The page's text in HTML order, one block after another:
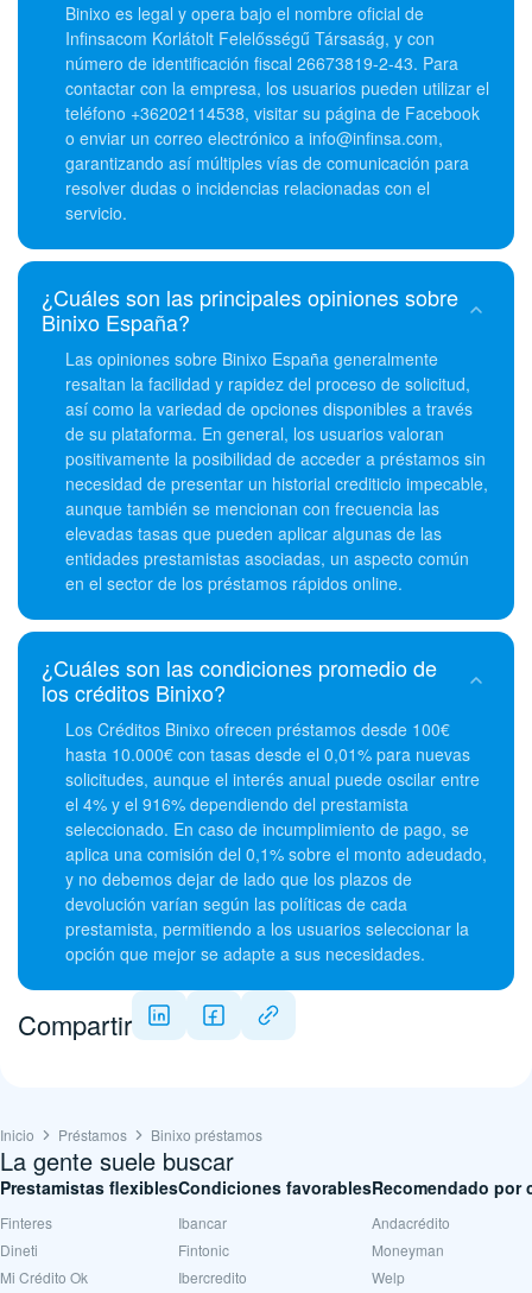
Binixo es legal y opera bajo el nombre oficial de
Infinsacom Korlátolt Felelősségű Társaság, y con
número de identificación fiscal 26673819-2-43. Para
contactar con la empresa, los usuarios pueden utilizar el
teléfono +36202114538, visitar su página de Facebook
o enviar un correo electrónico a info@infinsa.com,
garantizando así múltiples vías de comunicación para
resolver dudas o incidencias relacionadas con el
servicio.
¿Cuáles son las principales opiniones sobre
Binixo España?
Las opiniones sobre Binixo España generalmente
resaltan la facilidad y rapidez del proceso de solicitud,
así como la variedad de opciones disponibles a través
de su plataforma. En general, los usuarios valoran
positivamente la posibilidad de acceder a préstamos sin
necesidad de presentar un historial crediticio impecable,
aunque también se mencionan con frecuencia las
elevadas tasas que pueden aplicar algunas de las
entidades prestamistas asociadas, un aspecto común
en el sector de los préstamos rápidos online.
¿Cuáles son las condiciones promedio de
los créditos Binixo?
Los Créditos Binixo ofrecen préstamos desde 100€
hasta 10.000€ con tasas desde el 0,01% para nuevas
solicitudes, aunque el interés anual puede oscilar entre
el 4% y el 916% dependiendo del prestamista
seleccionado. En caso de incumplimiento de pago, se
aplica una comisión del 0,1% sobre el monto adeudado,
y no debemos dejar de lado que los plazos de
devolución varían según las políticas de cada
prestamista, permitiendo a los usuarios seleccionar la
opción que mejor se adapte a sus necesidades.
Compartir
Inicio Préstamos Binixo préstamos
La gente suele buscar
Prestamistas flexibles
Finteres
Dineti
Mi Crédito Ok
Condiciones favorables
Ibancar
Fintonic
Ibercredito
Recomendado por
Andacrédito
Moneyman
Welp